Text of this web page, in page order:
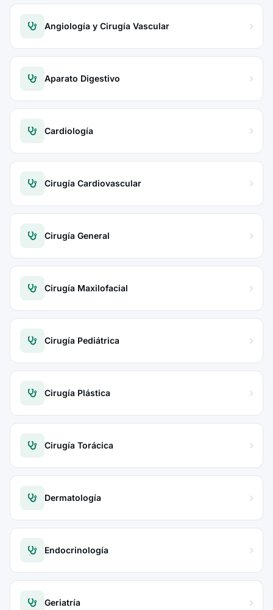
Angiología y Cirugía Vascular
Aparato Digestivo
Cardiología
Cirugía Cardiovascular
Cirugía General
Cirugía Maxilofacial
Cirugía Pediátrica
Cirugía Plástica
Cirugía Torácica
Dermatología
Endocrinología
Geriatría